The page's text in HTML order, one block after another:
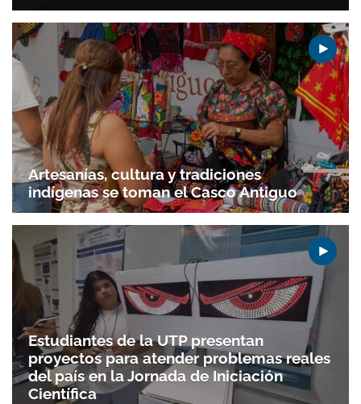
Artesanías, cultura y tradiciones
indígenas se toman el Casco Antiguo
Estudiantes de la UTP presentan
proyectos para atender problemas reales
del país en la Jornada de Iniciación
Científica